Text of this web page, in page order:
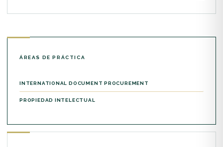
ÁREAS DE PRÁCTICA
INTERNATIONAL DOCUMENT PROCUREMENT
PROPIEDAD INTELECTUAL